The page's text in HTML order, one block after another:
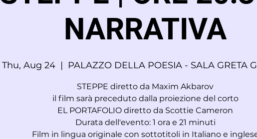
NARRATIVA
Thu, Aug 24
  |
PALAZZO DELLA POESIA - SALA GRETA
STEPPE diretto da Maxim Akbarov
il film sarà preceduto dalla proiezione del corto
EL PORTAFOLIO diretto da Scottie Cameron
Durata dell'evento: 1 ora e 21 minuti
Film in lingua originale con sottotitoli in Italiano e